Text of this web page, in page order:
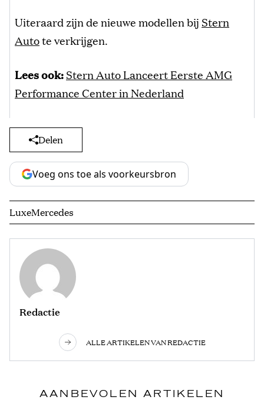
Uiteraard zijn de nieuwe modellen bij Stern
Autote verkrijgen.
Lees ook:Stern Auto Lanceert Eerste AMG
Performance Center in Nederland
Delen
Voeg ons toe als voorkeursbron
LuxeMercedes
Redactie
ALLE ARTIKELEN VAN REDACTIE
AANBEVOLEN ARTIKELEN